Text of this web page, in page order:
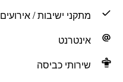
מתקני ישיבות / אירועים
אינטרנט
שירותי כביסה